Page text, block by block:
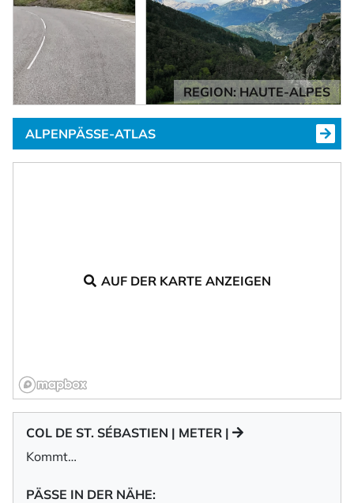
REGION: HAUTE-ALPES
ALPENPÄSSE-ATLAS
AUF DER KARTE ANZEIGEN
COL DE ST. SÉBASTIEN | METER |
Kommt…
PÄSSE IN DER NÄHE: